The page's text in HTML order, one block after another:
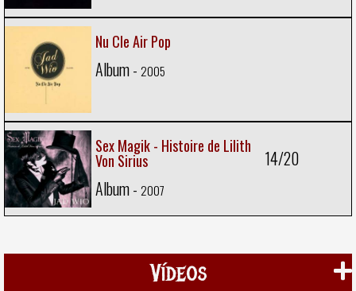
Nu Cle Air Pop
Album - 2005
Sex Magik - Histoire de Lilith
Von Sirius
Album - 2007
14/20
Vídeos